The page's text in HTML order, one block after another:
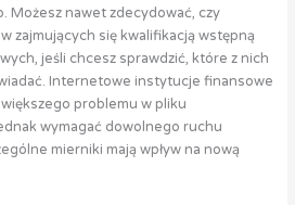
Możesz nawet zdecydować, czy
zajmujących się kwalifikacją wstępną
jeśli chcesz sprawdzić, które z nich
Internetowe instytucje finansowe
problemu w pliku
wymagać dowolnego ruchu
mierniki mają wpływ na nową